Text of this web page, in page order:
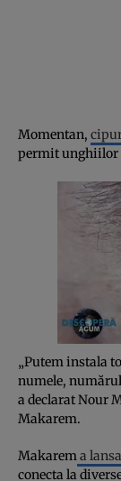
Momentan,
permit unghiilor
„Putem instala
numele,
a declarat Nour
Makarem.
Makarema
conecta la